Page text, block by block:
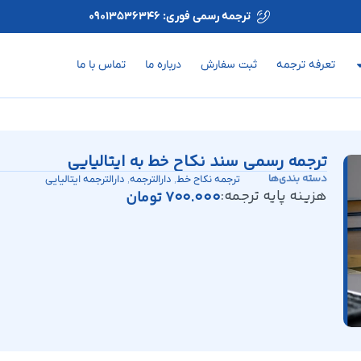
ترجمه رسمی فوری: 09013536346
تعرفه ترجمه ثبت سفارش درباره ما تماس با ما
ترجمه رسمی سند نکاح خط به ایتالیایی
دسته بندی‌ها ترجمه نکاح خط, دارالترجمه, دارالترجمه ایتالیایی
هزینه پایه ترجمه:700.000تومان